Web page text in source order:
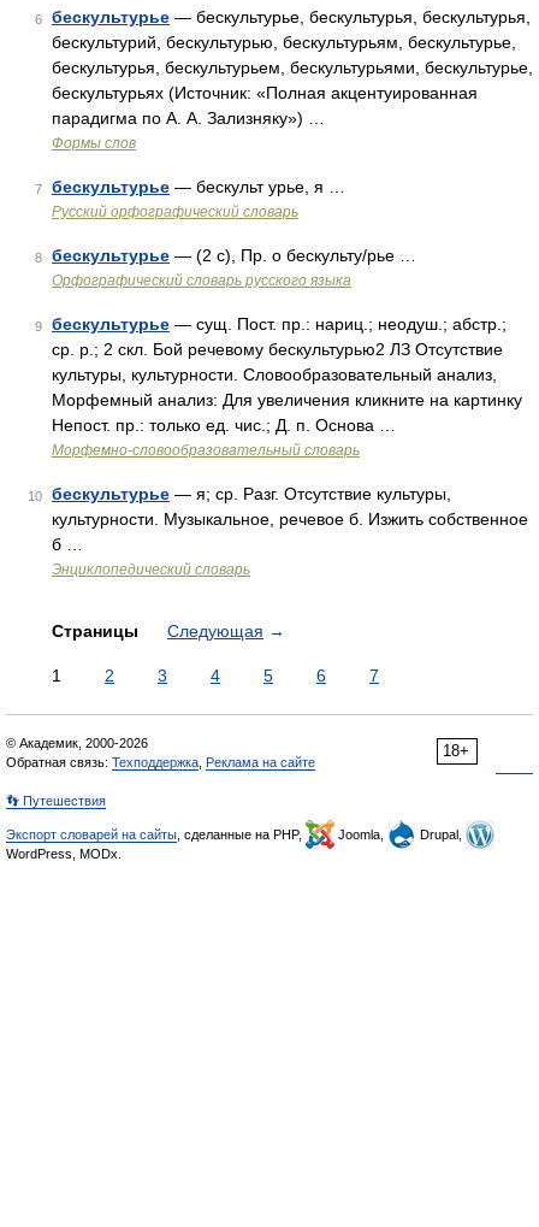
6 бескультурье — бескультурье, бескультурья, бескультурья,
бескультурий, бескультурью, бескультурьям, бескультурье,
бескультурья, бескультурьем, бескультурьями, бескультурье,
бескультурьях (Источник: «Полная акцентуированная
парадигма по А. А. Зализняку») …
Формы слов
7 бескультурье — бескульт урье, я …
Русский орфографический словарь
8 бескультурье — (2 с), Пр. о бескульту/рье …
Орфографический словарь русского языка
9 бескультурье — сущ. Пост. пр.: нариц.; неодуш.; абстр.;
ср. р.; 2 скл. Бой речевому бескультурью2 ЛЗ Отсутствие
культуры, культурности. Словообразовательный анализ,
Морфемный анализ: Для увеличения кликните на картинку
Непост. пр.: только ед. чис.; Д. п. Основа …
Морфемно-словообразовательный словарь
10 бескультурье — я; ср. Разг. Отсутствие культуры,
культурности. Музыкальное, речевое б. Изжить собственное
б …
Энциклопедический словарь
Страницы Следующая →
1 2 3 4 5 6 7
18+
© Академик, 2000-2026
Обратная связь: Техподдержка Реклама на сайте
👣 Путешествия
Экспорт словарей на сайты , сделанные на PHP, Joomla,
Drupal,
WordPress, MODx.